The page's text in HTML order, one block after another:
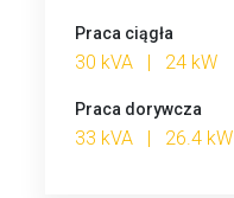
Praca ciągła
30 kVA | 24 kW
Praca dorywcza
33 kVA | 26.4 kW